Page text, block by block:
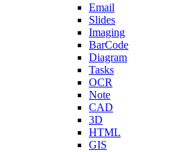
Email
Slides
Imaging
BarCode
Diagram
Tasks
OCR
Note
CAD
3D
HTML
GIS